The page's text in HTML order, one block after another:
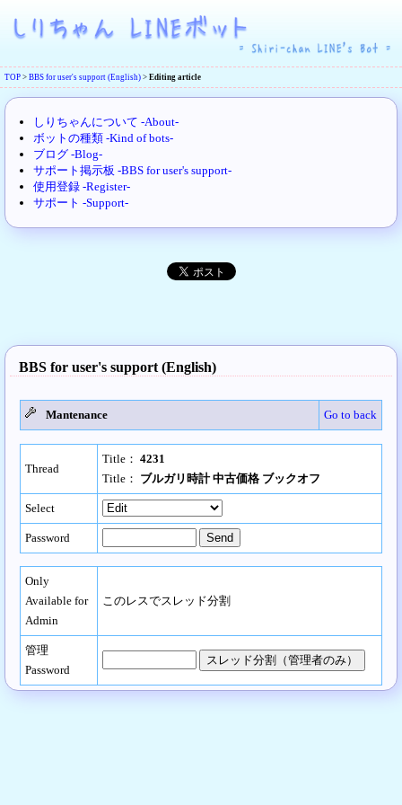
TOP > BBS for user's support (English) > Editing article
しりちゃんについて -About-
ボットの種類 -Kind of bots-
ブログ -Blog-
サポート掲示板 -BBS for user's support-
使用登録 -Register-
サポート -Support-
BBS for user's support (English)
Mantenance Go to back
Thread
Title： 4231
Title： ブルガリ時計 中古価格 ブックオフ
Select
Password
Only
Available for
Admin
このレスでスレッド分割
管理
Password